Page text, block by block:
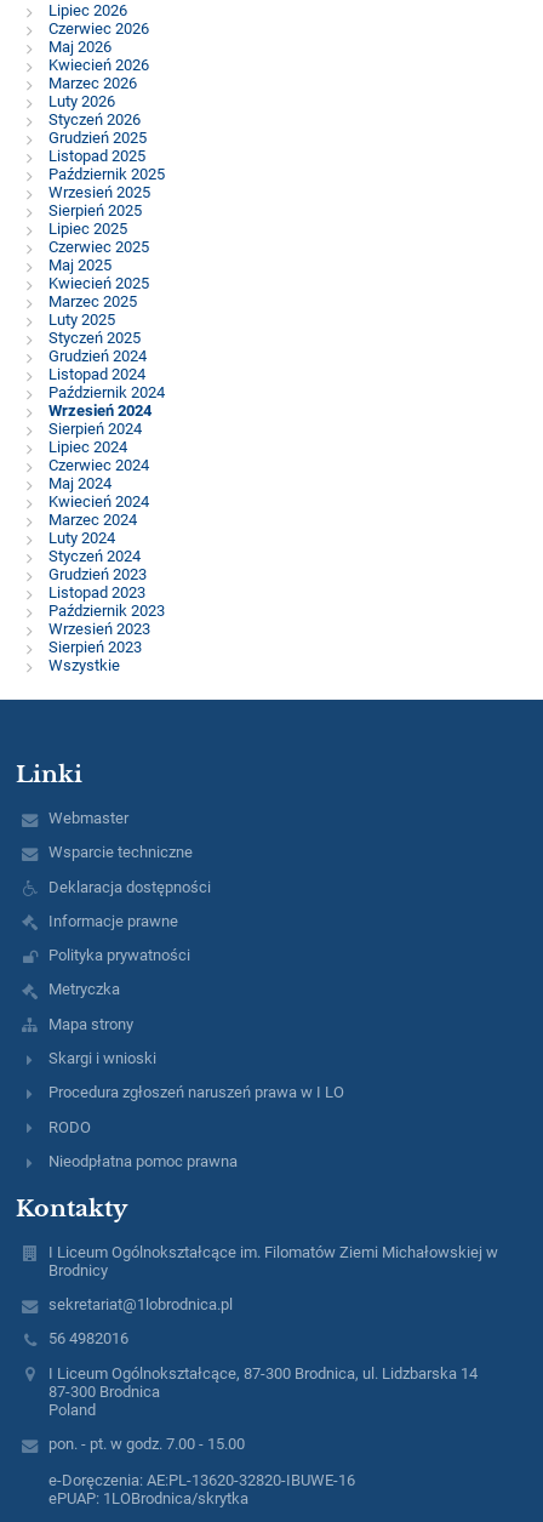
Lipiec 2026
Czerwiec 2026
Maj 2026
Kwiecień 2026
Marzec 2026
Luty 2026
Styczeń 2026
Grudzień 2025
Listopad 2025
Październik 2025
Wrzesień 2025
Sierpień 2025
Lipiec 2025
Czerwiec 2025
Maj 2025
Kwiecień 2025
Marzec 2025
Luty 2025
Styczeń 2025
Grudzień 2024
Listopad 2024
Październik 2024
Wrzesień 2024
Sierpień 2024
Lipiec 2024
Czerwiec 2024
Maj 2024
Kwiecień 2024
Marzec 2024
Luty 2024
Styczeń 2024
Grudzień 2023
Listopad 2023
Październik 2023
Wrzesień 2023
Sierpień 2023
Wszystkie
Linki
Webmaster
Wsparcie techniczne
Deklaracja dostępności
Informacje prawne
Polityka prywatności
Metryczka
Mapa strony
Skargi i wnioski
Procedura zgłoszeń naruszeń prawa w I LO
RODO
Nieodpłatna pomoc prawna
Kontakty
I Liceum Ogólnokształcące im. Filomatów Ziemi Michałowskiej w
Brodnicy
sekretariat@1lobrodnica.pl
56 4982016
I Liceum Ogólnokształcące, 87-300 Brodnica, ul. Lidzbarska 14
87-300 Brodnica
Poland
pon. - pt. w godz. 7.00 - 15.00
e-Doręczenia: AE:PL-13620-32820-IBUWE-16
ePUAP: 1LOBrodnica/skrytka